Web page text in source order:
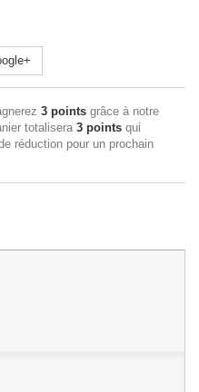
3 points grâce à notre
totalisera 3 points qui
réduction pour un prochain